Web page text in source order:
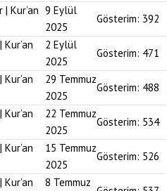
Kur’an 9 Eylül
2025
Gösterim: 392
2 Eylül
2025
Gösterim: 471
29 Temmuz
2025
Gösterim: 488
22 Temmuz
2025
Gösterim: 534
15 Temmuz
2025
Gösterim: 526
8 Temmuz